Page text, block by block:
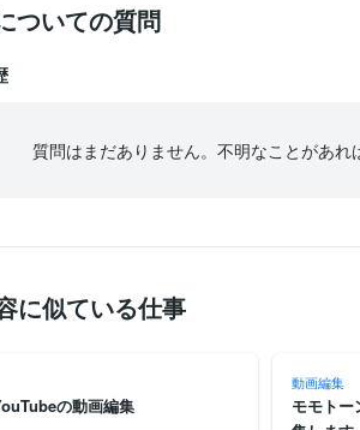
ついての質問
質問はまだありません。不明なことがあれ
に似ている仕事
の動画編集
動画編集
モモトー